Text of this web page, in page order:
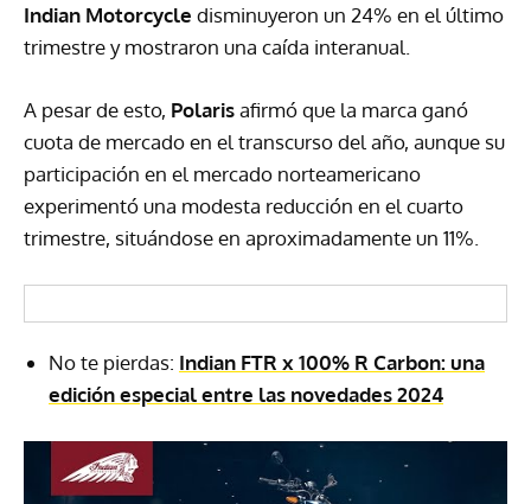
Indian Motorcycle disminuyeron un 24% en el último
trimestre y mostraron una caída interanual.
A pesar de esto, Polarisafirmó que la marca ganó
cuota de mercado en el transcurso del año, aunque su
participación en el mercado norteamericano
experimentó una modesta reducción en el cuarto
trimestre, situándose en aproximadamente un 11%.
No te pierdas: Indian FTR x 100% R Carbon: una
edición especial entre las novedades 2024